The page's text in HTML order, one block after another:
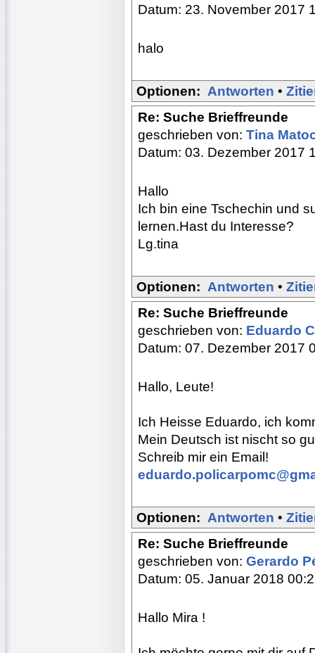
Datum: 23. November 2017
halo
Optionen: Antworten •
Re: Suche Brieffreunde
geschrieben von: Tina
Datum: 03. Dezember 2017
Hallo
Ich bin eine Tschechin und
lernen.Hast du Interesse?
Lg.tina
Optionen: Antworten •
Re: Suche Brieffreunde
geschrieben von: Eduardo
Datum: 07. Dezember 2017
Hallo, Leute!
Ich Heisse Eduardo, ich
Mein Deutsch ist nischt so
Schreib mir ein Email!
Optionen: Antworten •
Re: Suche Brieffreunde
geschrieben von: Gerardo
Datum: 05. Januar 2018
Hallo Mira !